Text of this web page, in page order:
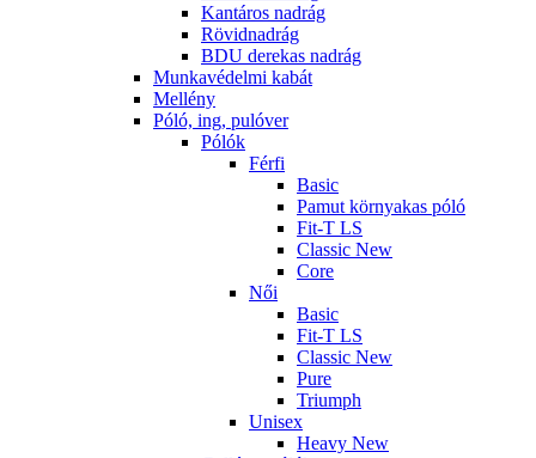
Kantáros nadrág
Rövidnadrág
BDU derekas nadrág
Munkavédelmi kabát
Mellény
Póló, ing, pulóver
Pólók
Férfi
Basic
Pamut környakas póló
Fit-T LS
Classic New
Core
Női
Basic
Fit-T LS
Classic New
Pure
Triumph
Unisex
Heavy New